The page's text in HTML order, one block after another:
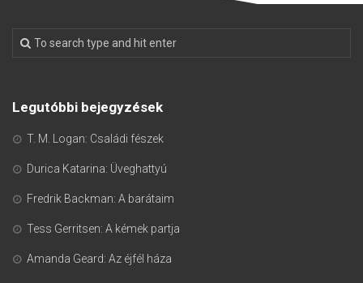
Legutóbbi bejegyzések
T. M. Logan: Családi fészek
Durica Katarina: Üveghattyú
Fredrik Backman: A barátaim
Tess Gerritsen: A kémek partja
Amanda Geard: Az éjfél háza